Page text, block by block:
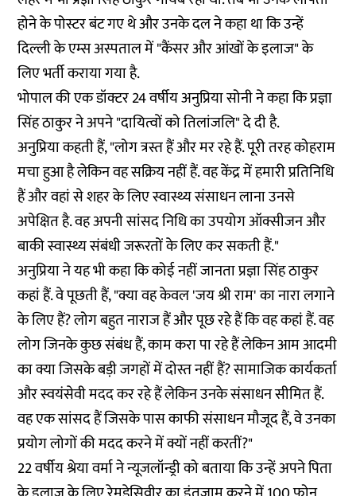
होने के पोस्टर बंट गए थे और उनके दल ने कहा था कि उन्हें
दिल्ली के एम्स अस्पतालमें "कैंसर और आंखों के इलाज" के
लिए भर्ती कराया गया है.
भोपाल की एक डॉक्टर 24 वर्षीय अनुप्रिया सोनी ने कहा कि प्रज्ञा
सिंह ठाकुर ने अपने "दायित्वों को तिलांजलि" दे दी है.
अनुप्रिया कहती हैं, "लोग त्रस्त हैं और मर रहे हैं. पूरी तरह कोहराम
मचा हुआ है लेकिन वह सक्रिय नहीं हैं. वह केंद्र में हमारी प्रतिनिधि
हैं और वहां से शहर के लिए स्वास्थ्य संसाधन लाना उनसे
अपेक्षित है. वह अपनी सांसद निधि का उपयोग ऑक्सीजन और
बाकी स्वास्थ्य संबंधी जरूरतों के लिए कर सकती हैं."
अनुप्रिया ने यह भी कहा कि कोई नहीं जानता प्रज्ञा सिंह ठाकुर
कहां हैं. वे पूछती हैं, "क्या वह केवल 'जय श्री राम' का नारा लगाने
के लिए हैं? लोग बहुत नाराज हैं और पूछ रहे हैं कि वह कहां हैं. वह
लोग जिनके कुछ संबंध हैं, काम करा पा रहे हैं लेकिन आम आदमी
का क्या जिसके बड़ी जगहों में दोस्त नहीं हैं? सामाजिक कार्यकर्ता
और स्वयंसेवी मदद कर रहे हैं लेकिन उनके संसाधन सीमित हैं.
वह एक सांसद हैं जिसके पास काफी संसाधन मौजूद हैं, वे उनका
प्रयोग लोगों की मदद करने में क्यों नहीं करतीं?"
22 वर्षीय श्रेया वर्मा ने न्यूजलॉन्ड्री को बताया कि उन्हें अपने पिता